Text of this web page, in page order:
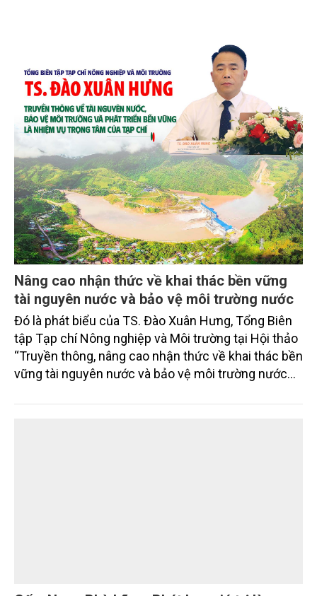
Mo cau xuất ngoại
Từng bị xem là phế phẩm, mo cau ở Quảng Ngãi
đang trở thành nguyên liệu để sản xuất các sản
phẩm thân thiện môi trường, mở thêm sinh kế cho
người dân và tạo nên vòng tuần hoàn xanh ở làng
quê. Trải qua chặng đường dài (từ 2020 đến nay),
chén, dĩa... từ mo cau đã được thị trường trong nước
và quốc tế đón nhận.